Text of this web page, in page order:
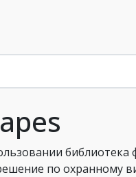
по охранному